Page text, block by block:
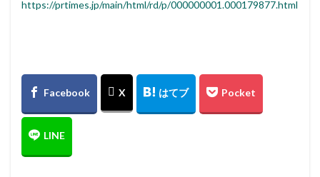
https://prtimes.jp/main/html/rd/p/000000001.000179877.html